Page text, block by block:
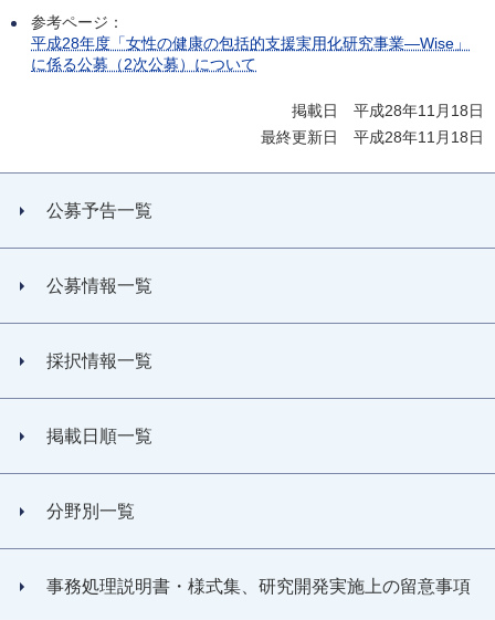
参考ページ：
平成28年度「女性の健康の包括的支援実用化研究事業―Wise」
に係る公募（2次公募）について
掲載日 平成28年11月18日
最終更新日 平成28年11月18日
公募予告一覧
公募情報一覧
採択情報一覧
掲載日順一覧
分野別一覧
事務処理説明書・様式集、研究開発実施上の留意事項